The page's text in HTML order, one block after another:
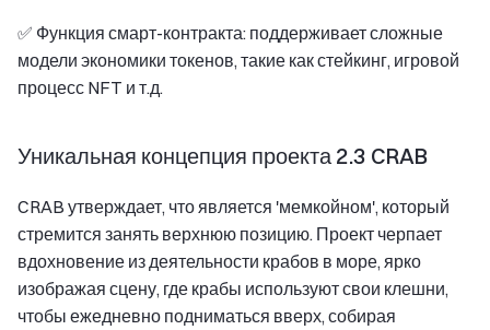
✅ Функция смарт-контракта: поддерживает сложные
модели экономики токенов, такие как стейкинг, игровой
процесс NFT и т.д.
Уникальная концепция проекта 2.3 CRAB
CRAB утверждает, что является 'мемкойном', который
стремится занять верхнюю позицию. Проект черпает
вдохновение из деятельности крабов в море, ярко
изображая сцену, где крабы используют свои клешни,
чтобы ежедневно подниматься вверх, собирая